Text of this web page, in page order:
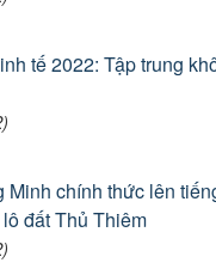
tế 2022: Tập trung
Minh chính thức lên
đất Thủ Thiêm